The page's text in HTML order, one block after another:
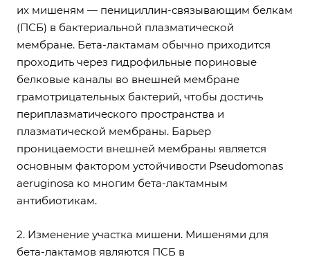
их мишеням — пенициллин-связывающим белкам
(ПСБ) в бактериальной плазматической
мембране. Бета-лактамам обычно приходится
проходить через гидрофильные пориновые
белковые каналы во внешней мембране
грамотрицательных бактерий, чтобы достичь
периплазматического пространства и
плазматической мембраны. Барьер
проницаемости внешней мембраны является
основным фактором устойчивости Pseudomonas
aeruginosa ко многим бета-лактамным
антибиотикам.
2. Изменение участка мишени. Мишенями для
бета-лактамов являются ПСБ в